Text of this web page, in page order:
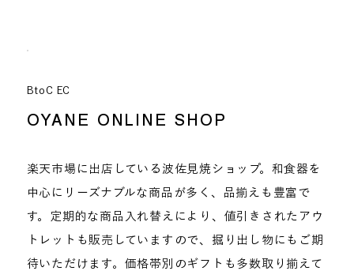
BtoC EC
OYANE ONLINE SHOP
楽天市場に出店している波佐見焼ショップ。和食器を
中心にリーズナブルな商品が多く、品揃えも豊富で
す。定期的な商品入れ替えにより、値引きされたアウ
トレットも販売していますので、掘り出し物にもご期
待いただけます。価格帯別のギフトも多数取り揃えて